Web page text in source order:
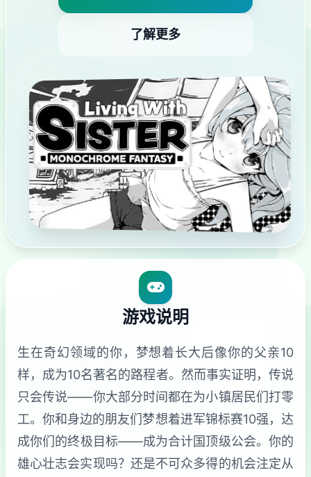
了解更多
游戏说明
生在奇幻领域的你，梦想着长大后像你的父亲10
样，成为10名著名的路程者。然而事实证明，传说
只会传说——你大部分时间都在为小镇居民们打零
工。你和身边的朋友们梦想着进军锦标赛10强，达
成你们的终极目标——成为合计国顶级公会。你的
雄心壮志会实现吗？还是不可众多得的机会注定从